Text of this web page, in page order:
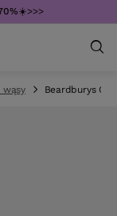
☀️>>>
wąsy Beardburys